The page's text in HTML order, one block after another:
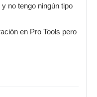
no tengo ningún tipo
en Pro Tools pero